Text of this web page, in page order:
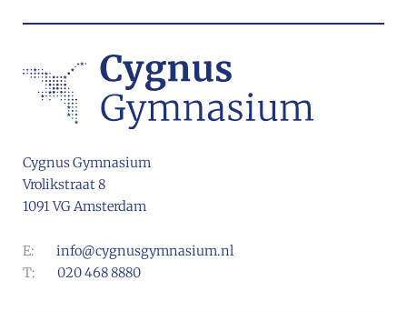
Cygnus Gymnasium
Vrolikstraat 8
1091 VG Amsterdam
E: info@cygnusgymnasium.nl
T: 020 468 8880